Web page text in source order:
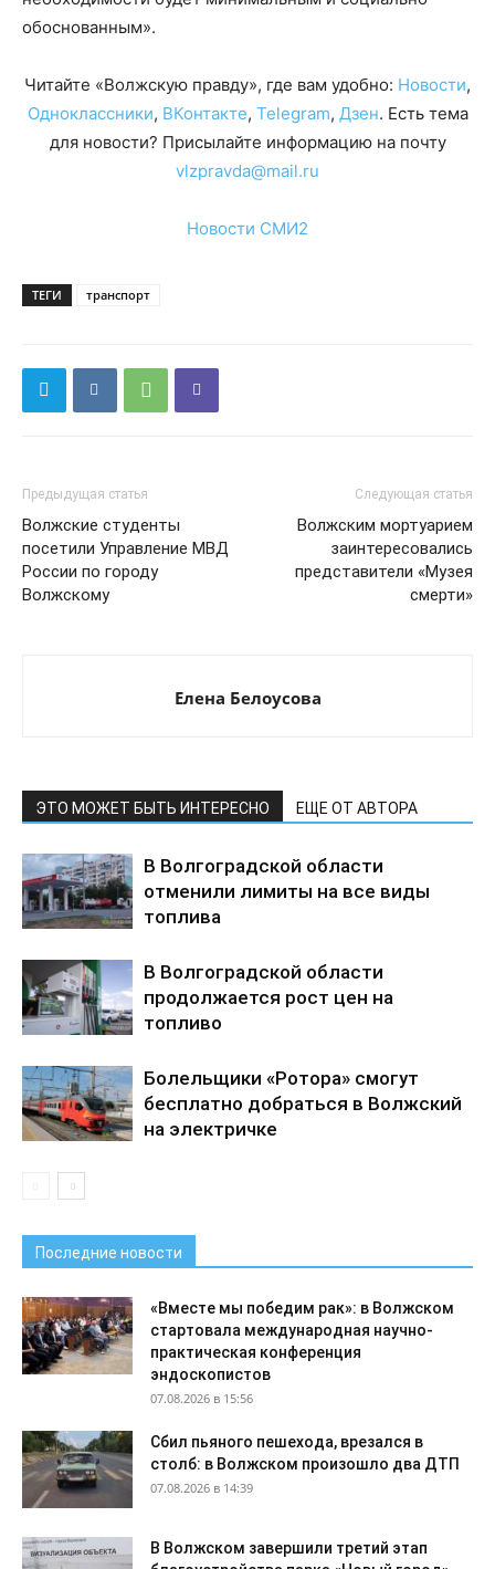
обоснованным».
Читайте «Волжскую правду», где вам удобно: Новости,
Одноклассники, ВКонтакте, Telegram, Дзен. Есть тема
для новости? Присылайте информацию на почту
vlzpravda@mail.ru
Новости СМИ2
ТЕГИ транспорт
Предыдущая статья
Волжские студенты
посетили Управление МВД
России по городу
Волжскому
Следующая статья
Волжским мортуарием
заинтересовались
представители «Музея
смерти»
Елена Белоусова
ЭТО МОЖЕТ БЫТЬ ИНТЕРЕСНО ЕЩЕ ОТ АВТОРА
В Волгоградской области
отменили лимиты на все виды
топлива
В Волгоградской области
продолжается рост цен на
топливо
Болельщики «Ротора» смогут
бесплатно добраться в Волжский
на электричке
Последние новости
«Вместе мы победим рак»: в Волжском
стартовала международная научно-
практическая конференция
эндоскопистов
07.08.2026 в 15:56
Сбил пьяного пешехода, врезался в
столб: в Волжском произошло два ДТП
07.08.2026 в 14:39
В Волжском завершили третий этап